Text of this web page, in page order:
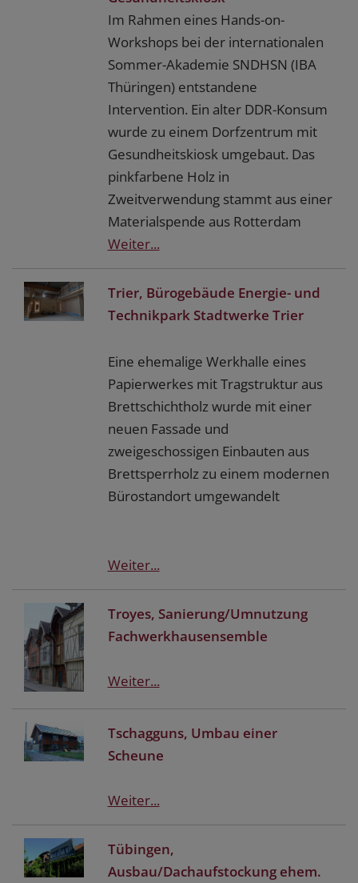
Im Rahmen eines Hands-on-
Workshops bei der internationalen
Sommer-Akademie SNDHSN (IBA
Thüringen) entstandene
Intervention. Ein alter DDR-Konsum
wurde zu einem Dorfzentrum mit
Gesundheitskiosk umgebaut. Das
pinkfarbene Holz in
Zweitverwendung stammt aus einer
Materialspende aus Rotterdam
Weiter...
Trier, Bürogebäude Energie- und
Technikpark Stadtwerke Trier
Eine ehemalige Werkhalle eines
Papierwerkes mit Tragstruktur aus
Brettschichtholz wurde mit einer
neuen Fassade und
zweigeschossigen Einbauten aus
Brettsperrholz zu einem modernen
Bürostandort umgewandelt
Weiter...
Troyes, Sanierung/Umnutzung
Fachwerkhausensemble
Weiter...
Tschagguns, Umbau einer
Scheune
Weiter...
Tübingen,
Ausbau/Dachaufstockung ehem.